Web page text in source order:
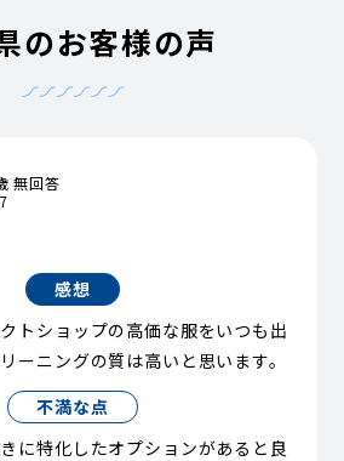
のお客様の声
無回答
感想
トショップの高価な服をいつも出
ーニングの質は高いと思います。
不満な点
に特化したオプションがあると良